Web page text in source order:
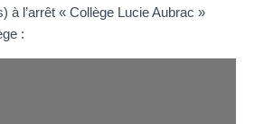
à l’arrêt « Collège Lucie Aubrac »
: